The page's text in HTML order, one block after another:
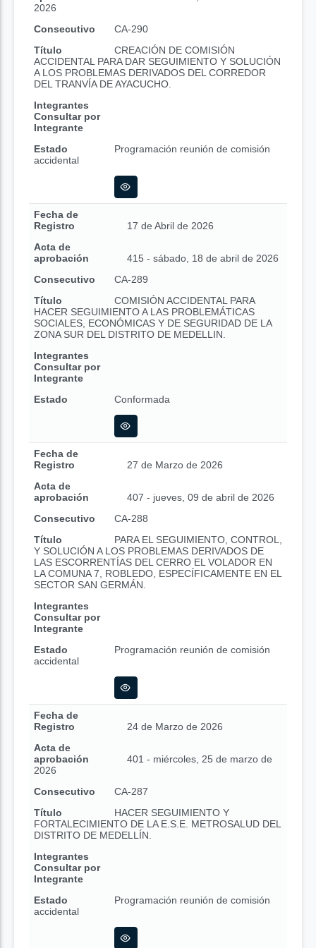
2026
Consecutivo
CA-290
Título
CREACIÓN DE COMISIÓN
ACCIDENTAL PARA DAR SEGUIMIENTO Y SOLUCIÓN
A LOS PROBLEMAS DERIVADOS DEL CORREDOR
DEL TRANVÍA DE AYACUCHO.
Integrantes
Consultar por
Integrante
Estado
Programación reunión de comisión
accidental
Fecha de
Registro
17 de Abril de 2026
Acta de
aprobación
415 - sábado, 18 de abril de 2026
Consecutivo
CA-289
Título
COMISIÓN ACCIDENTAL PARA
HACER SEGUIMIENTO A LAS PROBLEMÁTICAS
SOCIALES, ECONÓMICAS Y DE SEGURIDAD DE LA
ZONA SUR DEL DISTRITO DE MEDELLIN.
Integrantes
Consultar por
Integrante
Estado
Conformada
Fecha de
Registro
27 de Marzo de 2026
Acta de
aprobación
407 - jueves, 09 de abril de 2026
Consecutivo
CA-288
Título
PARA EL SEGUIMIENTO, CONTROL,
Y SOLUCIÓN A LOS PROBLEMAS DERIVADOS DE
LAS ESCORRENTÍAS DEL CERRO EL VOLADOR EN
LA COMUNA 7, ROBLEDO, ESPECÍFICAMENTE EN EL
SECTOR SAN GERMÁN.
Integrantes
Consultar por
Integrante
Estado
Programación reunión de comisión
accidental
Fecha de
Registro
24 de Marzo de 2026
Acta de
aprobación
401 - miércoles, 25 de marzo de
2026
Consecutivo
CA-287
Título
HACER SEGUIMIENTO Y
FORTALECIMIENTO DE LA E.S.E. METROSALUD DEL
DISTRITO DE MEDELLÍN.
Integrantes
Consultar por
Integrante
Estado
Programación reunión de comisión
accidental